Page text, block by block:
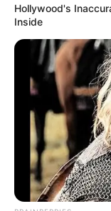
Hollywood's
Inside